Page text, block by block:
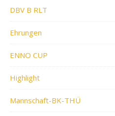
DBV B RLT
Ehrungen
ENNO CUP
Highlight
Mannschaft-BK-THÜ